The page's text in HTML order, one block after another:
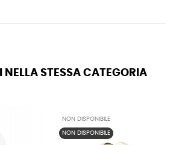
NELLA STESSA CATEGORIA
NON DISPONIBILE
NON DISPONIBILE